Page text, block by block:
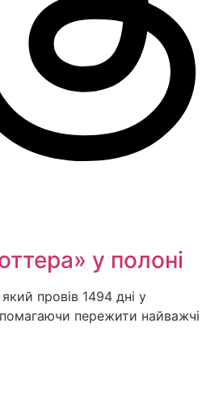
у полоні
провів 1494 дні у
пережити найважчі